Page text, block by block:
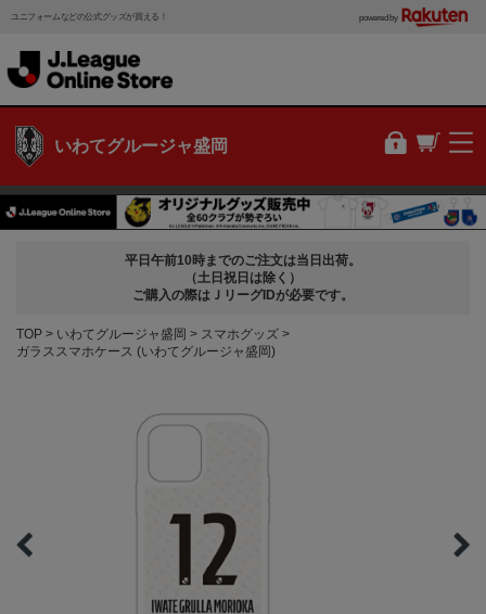
ユニフォームなどの公式グッズが買える！ powered by
いわてグルージャ盛岡
平日午前10時までのご注文は当日出荷。
（土日祝日は除く）
ご購入の際はＪリーグIDが必要です。
TOP いわてグルージャ盛岡
スマホグッズ
ガラススマホケース (いわてグルージャ盛岡)